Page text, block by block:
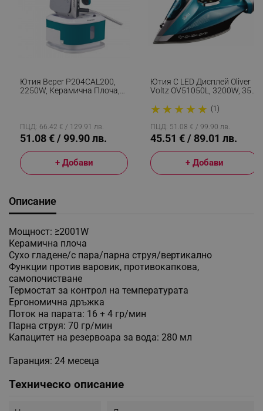
Ютия Beper P204CAL200,
2250W, Керамична Плоча,
ПЦД: 66.42 € / 129.91 лв.
51.08 € / 99.90 лв.
+ Добави
Ютия С LED Дисплей Oliver
Voltz OV51050L, 3200W, 350
Самопочистване, Система
Против Капене И Варовик,
Тюркоаз
★ ★ ★ ★ ★ (1)
ПЦД: 51.08 € / 99.90 лв.
45.51 € / 89.01 лв.
+ Добави
Описание
Мощност: ≥2001W
Керамична плоча
Сухо гладене/с пара/парна струя/вертикално
Функции против варовик, противокапкова,
самопочистване
Термостат за контрол на температурата
Ергономична дръжка
Поток на парата: 16 + 4 гр/мин
Парна струя: 70 гр/мин
Капацитет на резервоара за вода: 280 мл
Гаранция: 24 месеца
Техническо описание